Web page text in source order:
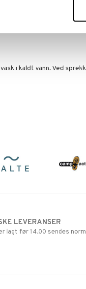
i kaldt vann. Ved
LEVERANSER
lagt før 14.00 sendes